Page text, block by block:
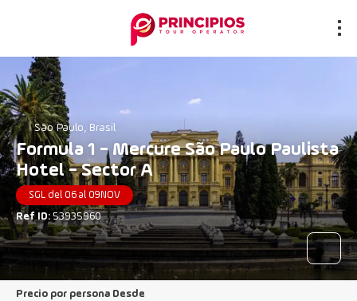
São Paulo, Brasil
Formula 1 - Mercure São Paulo Paulista
Hotel - Sector A
SGL del 06 al 09NOV
Ref ID: 53935960
precio por persona Desde